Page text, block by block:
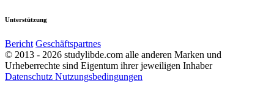
Unterstützung
Bericht Geschäftspartnes
© 2013 - 2026 studylibde.com alle anderen Marken und
Urheberrechte sind Eigentum ihrer jeweiligen Inhaber
Datenschutz Nutzungsbedingungen